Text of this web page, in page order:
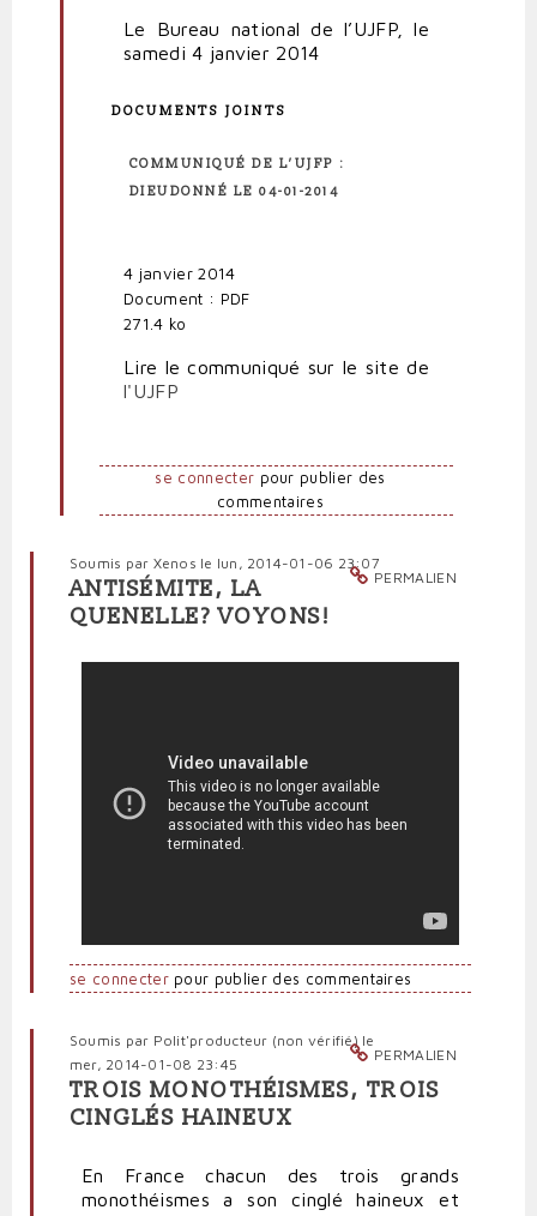
Le Bureau national de l’UJFP, le
samedi 4 janvier 2014
DOCUMENTS JOINTS
COMMUNIQUÉ DE L’UJFP :
DIEUDONNÉ LE 04-01-2014
4 janvier 2014
Document : PDF
271.4 ko
Lire le communiqué sur le site de
l'UJFP
se connecter pour publier des
commentaires
PERMALIEN
Soumis par Xenos le lun, 2014-01-06 23:07
ANTISÉMITE, LA
QUENELLE? VOYONS!
se connecterpour publier des commentaires
PERMALIEN
Soumis par Polit'producteur (non vérifié)le
mer, 2014-01-08 23:45
TROIS MONOTHÉISMES, TROIS
CINGLÉS HAINEUX
En France chacun des trois grands
monothéismes a son cinglé haineux et